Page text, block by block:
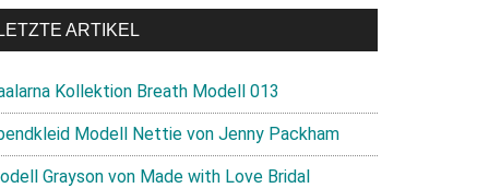
LETZTE ARTIKEL
Kollektion Breath Modell 013
Modell Nettie von Jenny Packham
Grayson von Made with Love Bridal